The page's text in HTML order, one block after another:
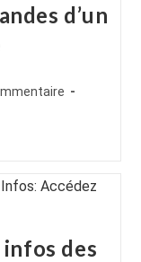
d’un
des